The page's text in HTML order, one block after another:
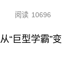
阅读 10696
“巨型学霸”变